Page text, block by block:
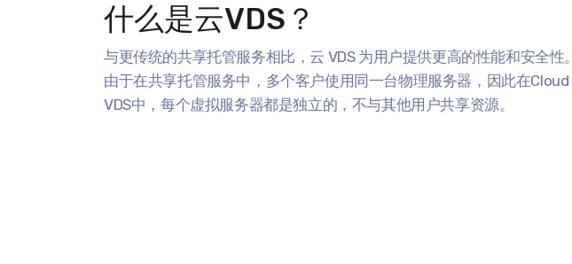
什么是云VDS？
与更传统的共享托管服务相比，云 VDS 为用户提供更高的性能和安全性。
由于在共享托管服务中，多个客户使用同一台物理服务器，因此在Cloud
VDS中，每个虚拟服务器都是独立的，不与其他用户共享资源。